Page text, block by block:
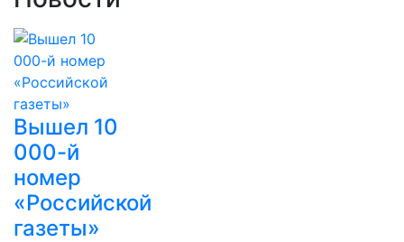
Вышел 10
000-й
номер
«Российской
газеты»